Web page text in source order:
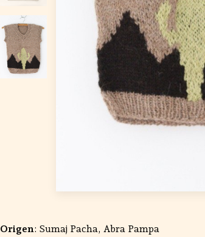
Origen: Sumaj Pacha, Abra Pampa